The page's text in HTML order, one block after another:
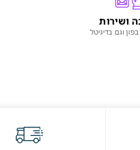
ושירות
וגם בדיגיטל